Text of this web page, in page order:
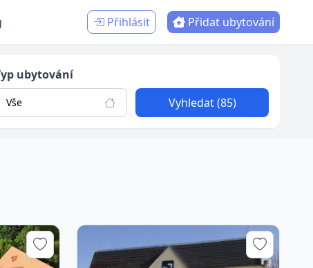
Přihlásit Přidat ubytování
ubytování
Vše Vyhledat (85)